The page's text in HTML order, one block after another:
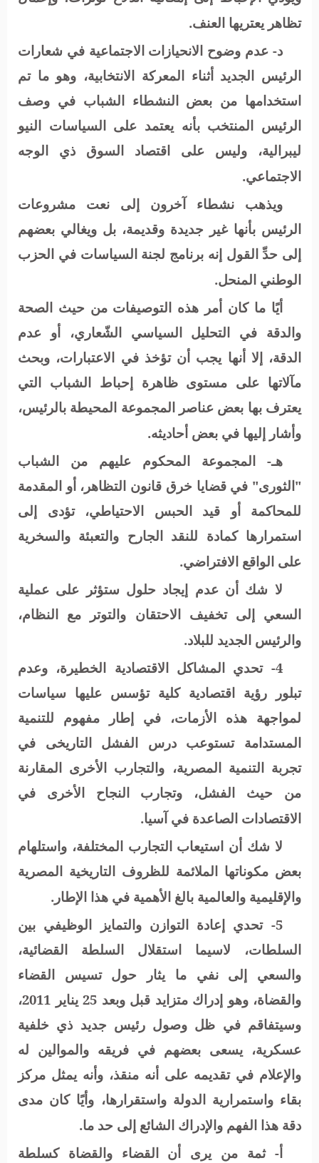
تظاهر يعتريها العنف.
د- عدم وضوح الانحيازات الاجتماعية في شعارات
الرئيس الجديد أثناء المعركة الانتخابية، وهو ما تم
استخدامها من بعض النشطاء الشباب في وصف
الرئيس المنتخب بأنه يعتمد على السياسات النيو
ليبرالية، وليس على اقتصاد السوق ذي الوجه
الاجتماعي.
ويذهب نشطاء آخرون إلى نعت مشروعات
الرئيس بأنها غير جديدة وقديمة، بل ويغالي بعضهم
إلى حدِّ القول إنه برنامج لجنة السياسات في الحزب
الوطني المنحل.
أيًا ما كان أمر هذه التوصيفات من حيث الصحة
والدقة في التحليل السياسي الشّعاري، أو عدم
الدقة، إلا أنها يجب أن تؤخذ في الاعتبارات، وبحث
مآلاتها على مستوى ظاهرة إحباط الشباب التي
يعترف بها بعض عناصر المجموعة المحيطة بالرئيس،
وأشار إليها في بعض أحاديثه.
هـ- المجموعة المحكوم عليهم من الشباب
"الثورى" في قضايا خرق قانون التظاهر، أو المقدمة
للمحاكمة أو قيد الحبس الاحتياطي، تؤدى إلى
استمرارها كمادة للنقد الجارح والتعبئة والسخرية
على الواقع الافتراضي.
لا شك أن عدم إيجاد حلول ستؤثر على عملية
السعي إلى تخفيف الاحتقان والتوتر مع النظام،
والرئيس الجديد للبلاد.
4- تحدي المشاكل الاقتصادية الخطيرة، وعدم
تبلور رؤية اقتصادية كلية تؤسس عليها سياسات
لمواجهة هذه الأزمات، في إطار مفهوم للتنمية
المستدامة تستوعب درس الفشل التاريخى في
تجربة التنمية المصرية، والتجارب الأخرى المقارنة
من حيث الفشل، وتجارب النجاح الأخرى في
الاقتصادات الصاعدة في آسيا.
لا شك أن استيعاب التجارب المختلفة، واستلهام
بعض مكوناتها الملائمة للظروف التاريخية المصرية
والإقليمية والعالمية بالغ الأهمية في هذا الإطار.
5- تحدي إعادة التوازن والتمايز الوظيفي بين
السلطات، لاسيما استقلال السلطة القضائية،
والسعي إلى نفي ما يثار حول تسيس القضاء
والقضاة، وهو إدراك متزايد قبل وبعد 25 يناير 2011،
وسيتفاقم في ظل وصول رئيس جديد ذي خلفية
عسكرية، يسعى بعضهم في فريقه والموالين له
والإعلام في تقديمه على أنه منقذ، وأنه يمثل مركز
بقاء واستمرارية الدولة واستقرارها، وأيًا كان مدى
دقة هذا الفهم والإدراك الشائع إلى حد ما.
أ- ثمة من يرى أن القضاء والقضاة كسلطة